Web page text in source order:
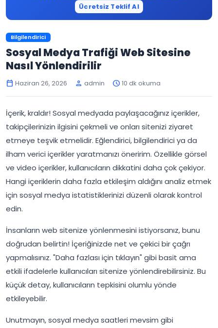
Ücretsiz Teklif Al
Bilgilendirici
Sosyal Medya Trafiği Web Sitesine
Nasıl Yönlendirilir
calendar_today Haziran 26, 2026 person admin schedule10 dk okuma
İçerik, kraldır! Sosyal medyada paylaşacağınız içerikler,
takipçilerinizin ilgisini çekmeli ve onları sitenizi ziyaret
etmeye teşvik etmelidir. Eğlendirici, bilgilendirici ya da
ilham verici içerikler yaratmanızı öneririm. Özellikle görsel
ve video içerikler, kullanıcıların dikkatini daha çok çekiyor.
Hangi içeriklerin daha fazla etkileşim aldığını analiz etmek
için sosyal medya istatistiklerinizi düzenli olarak kontrol
edin.
İnsanların web sitenize yönlenmesini istiyorsanız, bunu
doğrudan belirtin! İçeriğinizde net ve çekici bir çağrı
yapmalısınız. "Daha fazlası için tıklayın" gibi basit ama
etkili ifadelerle kullanıcıları sitenize yönlendirebilirsiniz. Bu
küçük detay, kullanıcıların tepkisini olumlu yönde
etkileyebilir.
Unutmayın, sosyal medya saatleri mevsim gibi